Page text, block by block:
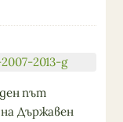
път
Държавен